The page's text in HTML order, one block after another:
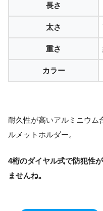
長さ
太さ
重さ
カラー
耐久性が高いアルミニウム
ルメットホルダー。
4桁のダイヤル式で防犯性
ませんね。